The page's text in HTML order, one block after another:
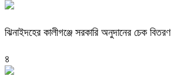
ঝিনাইদহের কালীগঞ্জে সরকারি অনুদানের চেক বিতরণ
৪